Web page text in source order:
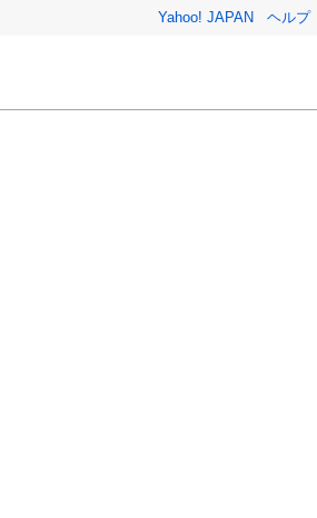
Yahoo! JAPAN ヘルプ